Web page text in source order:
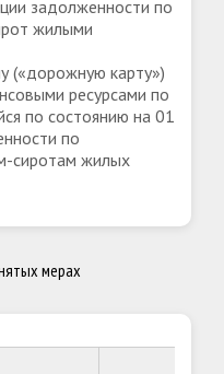
задолженности по
жилыми
(«дорожную карту»)
ресурсами по
по состоянию на 01
по
сиротам жилых
мерах